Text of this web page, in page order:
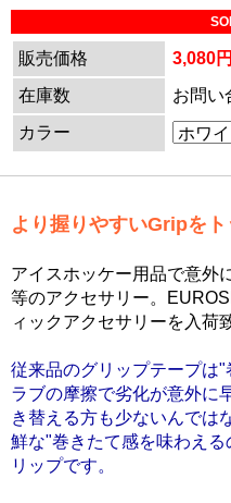
販売価格
3,080円
在庫数
お問い
カラー
より握りやすいGripを
アイスホッケー用品で意外
等のアクセサリー。
ィックアクセサリーを入荷
従来品のグリップテープは
ラブの摩擦で劣化が意外に
き替える方も少ないんでは
鮮な"巻きたて感を味わえ
リップです。